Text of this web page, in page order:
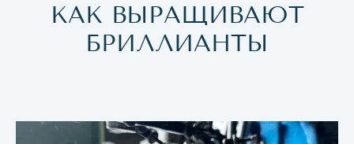
КАК ВЫРАЩИВАЮТ
БРИЛЛИАНТЫ